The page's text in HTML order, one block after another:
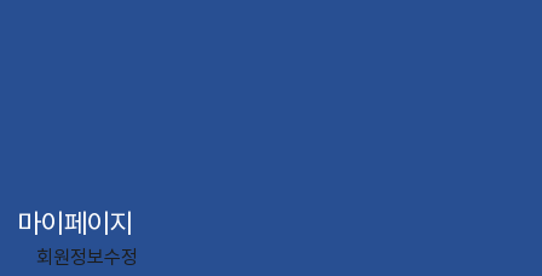
마이페이지
회원정보수정